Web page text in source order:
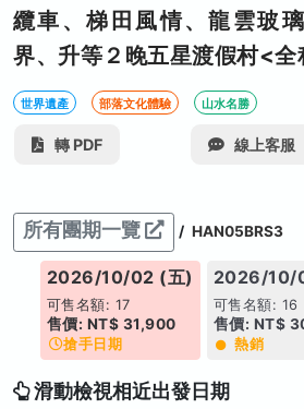
纜車、梯田風情、龍雲玻
界、升等２晚五星渡假村<
世界遺產 部落文化體驗 山水名勝
轉 PDF 線上客服
所有團期一覽 / HAN05BRS3
2026/10/02 (五)
可售名額: 17
售價: NT$ 31,900
搶手日期
2026/10/
可售名額: 16
售價: NT$
熱銷
滑動檢視相近出發日期